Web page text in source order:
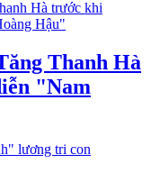
Thanh Hà
"Nam